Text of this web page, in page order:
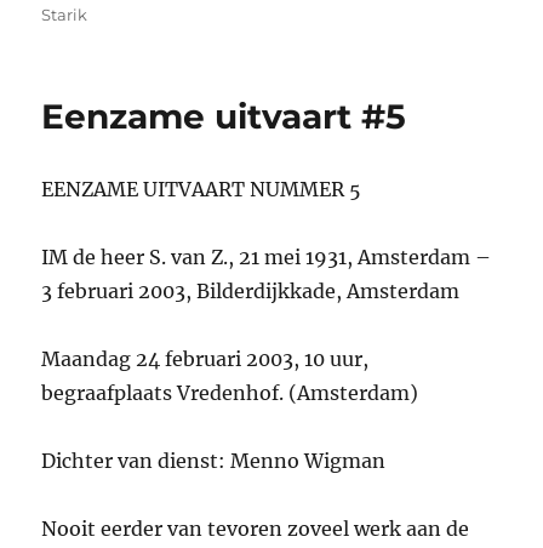
Starik
Eenzame uitvaart #5
EENZAME UITVAART NUMMER 5
IM de heer S. van Z., 21 mei 1931, Amsterdam –
3 februari 2003, Bilderdijkkade, Amsterdam
Maandag 24 februari 2003, 10 uur,
begraafplaats Vredenhof. (Amsterdam)
Dichter van dienst: Menno Wigman
Nooit eerder van tevoren zoveel werk aan de